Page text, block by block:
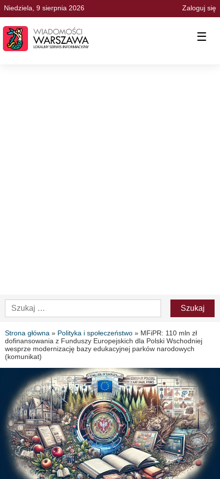
Niedziela, 9 sierpnia 2026 Zaloguj się
☰
Strona główna » Polityka i społeczeństwo » MFiPR: 110 mln zł
dofinansowania z Funduszy Europejskich dla Polski Wschodniej
wesprze modernizację bazy edukacyjnej parków narodowych
(komunikat)